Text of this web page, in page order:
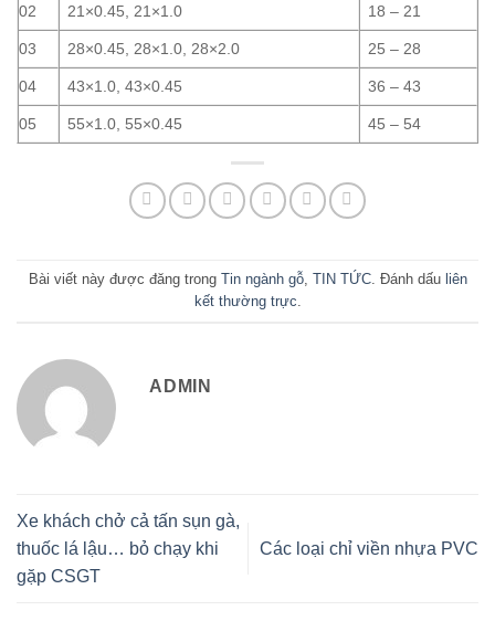
02 21×0.45, 21×1.0 18 – 21
03 28×0.45, 28×1.0, 28×2.0 25 – 28
04 43×1.0, 43×0.45 36 – 43
05 55×1.0, 55×0.45 45 – 54
Bài viết này được đăng trong Tin ngành gỗ, TIN TỨC. Đánh dấu liên
kết thường trực
ADMIN
Xe khách chở cả tấn sụn gà,
thuốc lá lậu… bỏ chạy khi
gặp CSGT
Các loại chỉ viền nhựa PVC